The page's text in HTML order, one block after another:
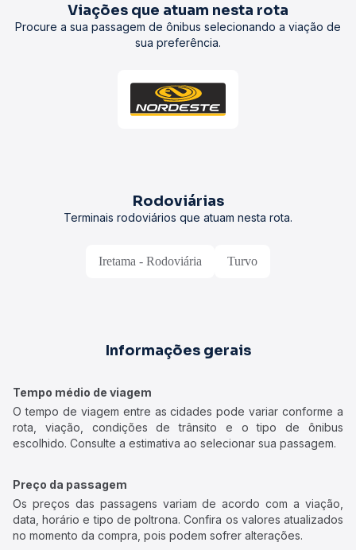
Viações que atuam nesta rota
Procure a sua passagem de ônibus selecionando a viação de
sua preferência.
Rodoviárias
Terminais rodoviários que atuam nesta rota.
Iretama - Rodoviária Turvo
Informações gerais
Tempo médio de viagem
O tempo de viagem entre as cidades pode variar conforme a
rota, viação, condições de trânsito e o tipo de ônibus
escolhido. Consulte a estimativa ao selecionar sua passagem.
Preço da passagem
Os preços das passagens variam de acordo com a viação,
data, horário e tipo de poltrona. Confira os valores atualizados
no momento da compra, pois podem sofrer alterações.